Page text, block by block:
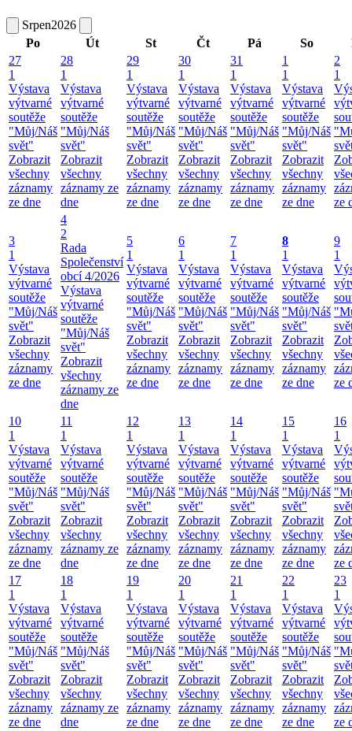
Srpen2026
Po
Út St Čt Pá So
27
1
Výstava
výtvarné
soutěže
"Můj/Náš
svět"
Zobrazit
všechny
záznamy
ze dne
28
1
Výstava
výtvarné
soutěže
"Můj/Náš
svět"
Zobrazit
všechny
záznamy ze
dne
29
1
Výstava
výtvarné
soutěže
"Můj/Náš
svět"
Zobrazit
všechny
záznamy
ze dne
30
1
Výstava
výtvarné
soutěže
"Můj/Náš
svět"
Zobrazit
všechny
záznamy
ze dne
31
1
Výstava
výtvarné
soutěže
"Můj/Náš
svět"
Zobrazit
všechny
záznamy
ze dne
1
1
Výstava
výtvarné
soutěže
"Můj/Náš
svět"
Zobrazit
všechny
záznamy
ze dne
2
1
ze
3
1
Výstava
výtvarné
soutěže
"Můj/Náš
svět"
Zobrazit
všechny
záznamy
ze dne
4
2
Rada
Společenství
obcí 4/2026
Výstava
výtvarné
soutěže
"Můj/Náš
svět"
Zobrazit
všechny
záznamy ze
dne
5
1
Výstava
výtvarné
soutěže
"Můj/Náš
svět"
Zobrazit
všechny
záznamy
ze dne
6
1
Výstava
výtvarné
soutěže
"Můj/Náš
svět"
Zobrazit
všechny
záznamy
ze dne
7
1
Výstava
výtvarné
soutěže
"Můj/Náš
svět"
Zobrazit
všechny
záznamy
ze dne
8
1
Výstava
výtvarné
soutěže
"Můj/Náš
svět"
Zobrazit
všechny
záznamy
ze dne
9
1
ze
10
1
Výstava
výtvarné
soutěže
"Můj/Náš
svět"
Zobrazit
všechny
záznamy
ze dne
11
1
Výstava
výtvarné
soutěže
"Můj/Náš
svět"
Zobrazit
všechny
záznamy ze
dne
12
1
Výstava
výtvarné
soutěže
"Můj/Náš
svět"
Zobrazit
všechny
záznamy
ze dne
13
1
Výstava
výtvarné
soutěže
"Můj/Náš
svět"
Zobrazit
všechny
záznamy
ze dne
14
1
Výstava
výtvarné
soutěže
"Můj/Náš
svět"
Zobrazit
všechny
záznamy
ze dne
15
1
Výstava
výtvarné
soutěže
"Můj/Náš
svět"
Zobrazit
všechny
záznamy
ze dne
16
1
ze
17
1
Výstava
výtvarné
soutěže
"Můj/Náš
svět"
Zobrazit
všechny
záznamy
ze dne
18
1
Výstava
výtvarné
soutěže
"Můj/Náš
svět"
Zobrazit
všechny
záznamy ze
dne
19
1
Výstava
výtvarné
soutěže
"Můj/Náš
svět"
Zobrazit
všechny
záznamy
ze dne
20
1
Výstava
výtvarné
soutěže
"Můj/Náš
svět"
Zobrazit
všechny
záznamy
ze dne
21
1
Výstava
výtvarné
soutěže
"Můj/Náš
svět"
Zobrazit
všechny
záznamy
ze dne
22
1
Výstava
výtvarné
soutěže
"Můj/Náš
svět"
Zobrazit
všechny
záznamy
ze dne
23
1
ze